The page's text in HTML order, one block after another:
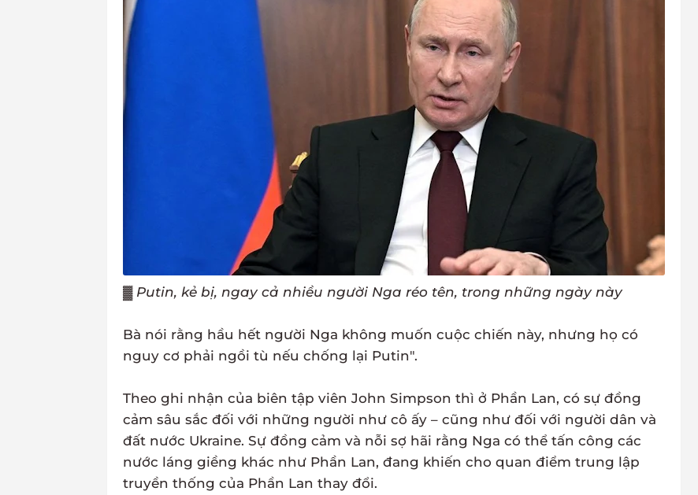
▓ Putin, kẻ bị, ngay cả nhiều người Nga réo tên, trong những ngày này
Bà nói rằng hầu hết người Nga không muốn cuộc chiến này, nhưng họ có
nguy cơ phải ngồi tù nếu chống lại Putin".
Theo ghi nhận của biên tập viên John Simpson thì ở Phần Lan, có sự đồng
cảm sâu sắc đối với những người như cô ấy – cũng như đối với người dân và
đất nước Ukraine. Sự đồng cảm và nỗi sợ hãi rằng Nga có thể tấn công các
nước láng giềng khác như Phần Lan, đang khiến cho quan điểm trung lập
truyền thống của Phần Lan thay đổi.